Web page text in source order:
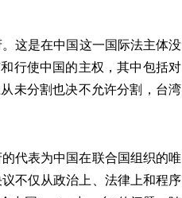
这是在中国这一国际法主体没
行使中国的主权，其中包括对
未分割也决不允许分割，台湾
代表为中国在联合国组织的唯
不仅从政治上、法律上和程序